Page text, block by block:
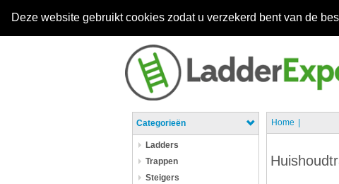
Deze website gebruikt cookies zodat u verzekerd bent van de
Categorieën
Ladders
Trappen
Steigers
Home